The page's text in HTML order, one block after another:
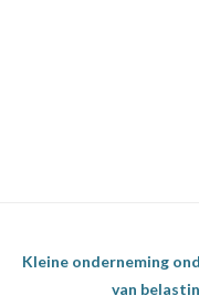
Kleine onderneming
van